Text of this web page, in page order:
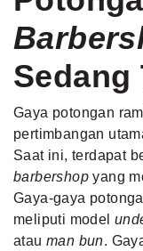
Sedang
Gaya potongan
pertimbangan
Saat ini, terdapat
barbershop yang
Gaya-gaya
meliputi model
atau man bun.